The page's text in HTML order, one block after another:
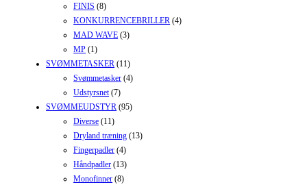
FINIS (8)
KONKURRENCEBRILLER (4)
MAD WAVE (3)
MP (1)
SVØMMETASKER (11)
Svømmetasker (4)
Udstyrsnet (7)
SVØMMEUDSTYR (95)
Diverse (11)
Dryland træning (13)
Fingerpadler (4)
Håndpadler (13)
Monofinner (8)